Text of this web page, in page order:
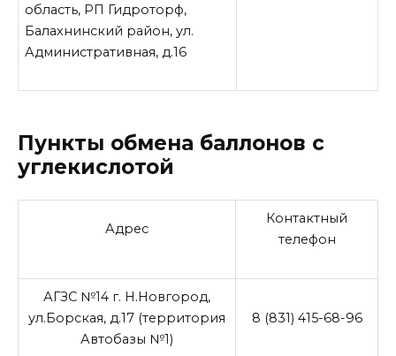
область, РП Гидроторф,
Балахнинский район, ул.
Административная, д.16
Пункты обмена баллонов с
углекислотой
Адрес
Контактный
телефон
АГЗС №14 г. Н.Новгород,
ул.Борская, д.17 (территория
Автобазы №1)
8 (831) 415-68-96